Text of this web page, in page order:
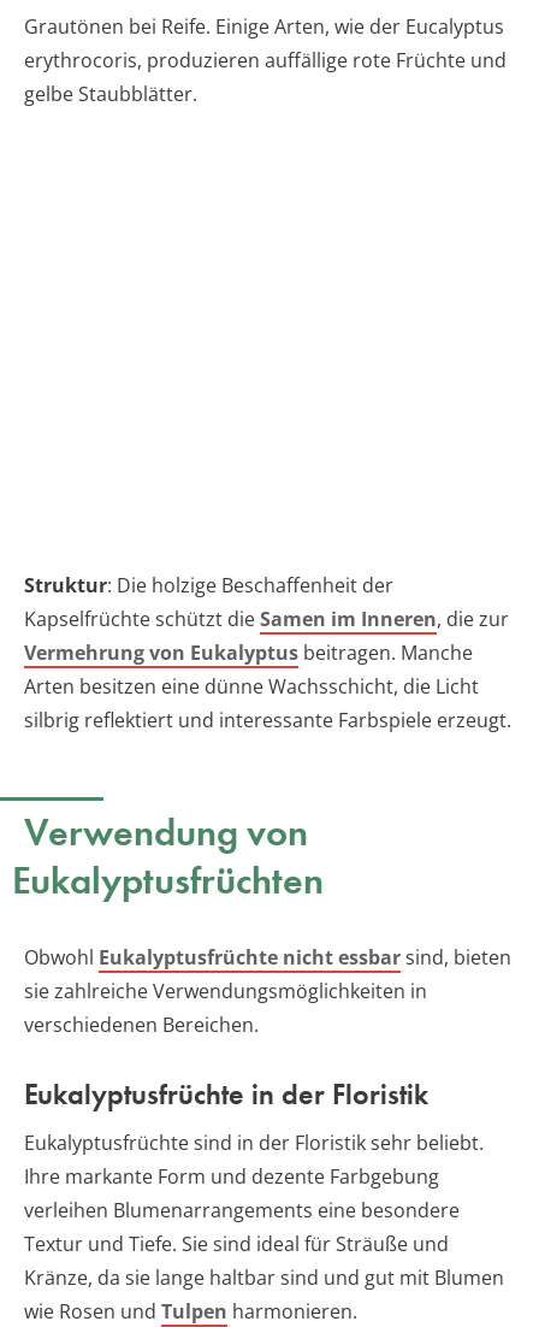
Grautönen bei Reife. Einige Arten, wie der Eucalyptus
erythrocoris, produzieren auffällige rote Früchte und
gelbe Staubblätter.
Struktur: Die holzige Beschaffenheit der
Kapselfrüchte schützt dieSamen im Inneren, die zur
Vermehrung von Eukalyptus beitragen. Manche
Arten besitzen eine dünne Wachsschicht, die Licht
silbrig reflektiert und interessante Farbspiele erzeugt.
Verwendung von
Eukalyptusfrüchten
Obwohl Eukalyptusfrüchte nicht essbarsind, bieten
sie zahlreiche Verwendungsmöglichkeiten in
verschiedenen Bereichen.
Eukalyptusfrüchte in der Floristik
Eukalyptusfrüchte sind in der Floristik sehr beliebt.
Ihre markante Form und dezente Farbgebung
verleihen Blumenarrangements eine besondere
Textur und Tiefe. Sie sind ideal für Sträuße und
Kränze, da sie lange haltbar sind und gut mit Blumen
wie Rosen und Tulpen harmonieren.